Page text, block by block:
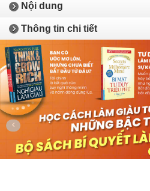
Nội dung
Thông tin chi tiết